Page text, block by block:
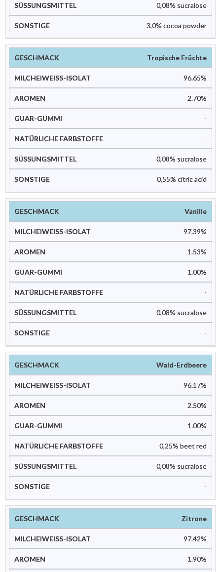
0,08% sucralose
3,0% cocoa powder
Tropische Früchte
96.65%
2.70%
-
-
0,08% sucralose
0,55% citric acid
Vanille
97.39%
1.53%
1.00%
-
0,08% sucralose
-
Wald-Erdbeere
96.17%
2.50%
1.00%
0,25% beet red
0,08% sucralose
-
Zitrone
97.42%
1.90%